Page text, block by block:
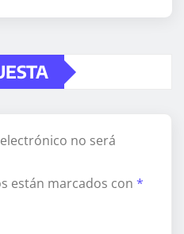
no será
están marcados con *